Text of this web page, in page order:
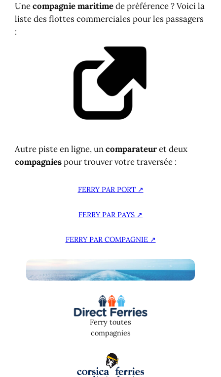
Maroc
Mexique
Nouvelle-Zélande
Pays-Bas
Philippines
Les Açores
Angleterre
Iles Anglo-Normandes
Singapour
Tanzanie
Tunisie
Turquie
Unecompagnie maritimede préférence ? Voici la
liste des flottes commerciales pour les passagers
:
Autre piste en ligne, uncomparateuret deux
compagniespour trouver votre traversée :
FERRY PAR PORT ↗
FERRY PAR PAYS ↗
FERRY PAR COMPAGNIE ↗
Ferry toutes
compagnies